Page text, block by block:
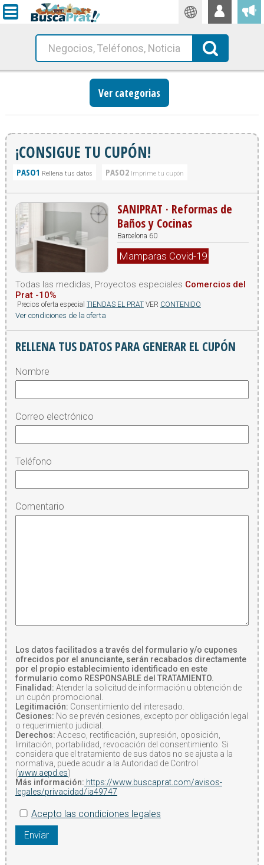
Traductor
Busca!
Ver categorias
¡CONSIGUE TU CUPÓN!
PASO1 Rellena tus datos PASO2Imprime tu cupón
SANIPRAT · Reformas de
Baños y Cocinas
Barcelona 60
Mamparas Covid-19
Todas las medidas, Proyectos especiales Comercios del
Prat -10%
Precios oferta especial TIENDAS EL PRATVER CONTENIDO
Ver condiciones de la oferta
RELLENA TUS DATOS PARA GENERAR EL CUPÓN
Nombre
Correo electrónico
Teléfono
Comentario
Los datos facilitados a través del formulario y/o cupones
ofrecidos por el anunciante, serán recabados directamente
por el propio establecimiento identificado en este
formulario como RESPONSABLE del TRATAMIENTO.
Finalidad: Atender la solicitud de información u obtención de
un cupón promocional.
Legitimación: Consentimiento del interesado.
Cesiones: No se prevén cesiones, excepto por obligación legal
o requerimiento judicial.
Derechos: Acceso, rectificación, supresión, oposición,
limitación, portabilidad, revocación del consentimiento. Si
considera que el tratamiento de sus datos no se ajusta a la
normativa, puede acudir a la Autoridad de Control
(www.aepd.es)
Más información: https://www.buscaprat.com/avisos-
legales/privacidad/ia49747
Acepto las condiciones legales
Enviar